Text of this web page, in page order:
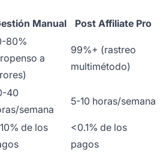
Manual Post Affiliate Pro
80%
a
99%+ (rastreo
multimétodo)
40
semana
5-10 horas/semana
de los
<0.1% de los
pagos